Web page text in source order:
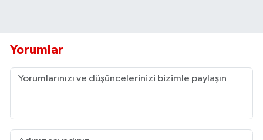
Yorumlar